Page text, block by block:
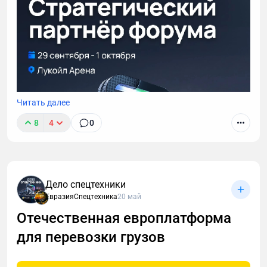
площадок ПАО "КАМАЗ».
Авито Спецтехника — это крупнейшая в России
Читать далее
8 4 0
Дело спецтехники
ЕвразияСпецтехника20 май
Отечественная европлатформа
для перевозки грузов